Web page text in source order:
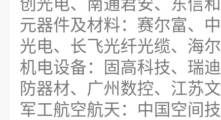
创光电、南通君安、东信
元器件及材料：赛尔富、
光电、长飞光纤光缆、海
机电设备：固高科技、瑞
防器材、广州数控、江苏
军工航空航天：中国空间